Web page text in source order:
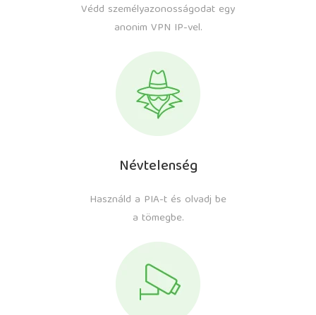
Védd személyazonosságodat egy
anonim VPN IP-vel.
Névtelenség
Használd a PIA-t és olvadj be
a tömegbe.